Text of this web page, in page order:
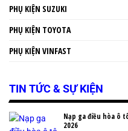
PHỤ KIỆN SUZUKI
PHỤ KIỆN TOYOTA
PHỤ KIỆN VINFAST
TIN TỨC & SỰ KIỆN
Nạp ga điều hòa ô
2026